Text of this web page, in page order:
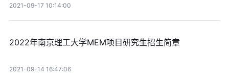
2021-09-17 10:14:00
2022年南京理工大学MEM项目研究生招生简章
2021-09-14 16:47:06